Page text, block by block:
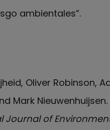
ambientales”.
Oliver Robinson,
Mark
Journal of